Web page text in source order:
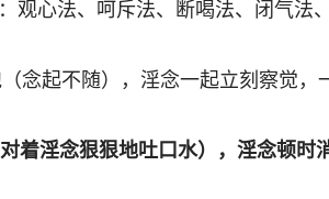
观心法、呵斥法、断喝法、闭气法、
念起不随），淫念一起立刻察觉，
着淫念狠狠地吐口水），淫念顿时